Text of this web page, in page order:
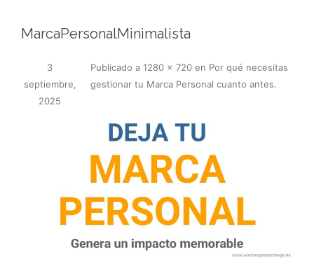
MarcaPersonalMinimalista
Publicado
3
septiembre,
2025
a 1280 × 720 en Por qué necesitas
gestionar tu Marca Personal cuanto antes.